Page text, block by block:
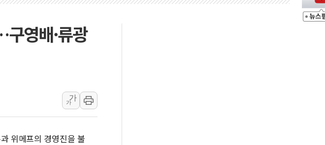
보로노이, 폐암 치료제 'VRN11' 캐나다 IND 신청
푸본현대생명, 육군 3군단과 군 장병 금융교육·전역 지원 협약
1순위보다 낮은 특별공급 경쟁률… 실수요자 관심
컴투스 '제우스: 오만의 신' 26일 출시, 유저의 캐릭터가 AI로 플레이한다
네이버 클립, 시청 만으로 혜택 얻는 피드코인 이벤트 진행
서울 재건축·재개발 정상화시 5년 내 9만가구 순증...이주 대란도 제한적
영배·류광
가
가
위메프의 경영진을 불